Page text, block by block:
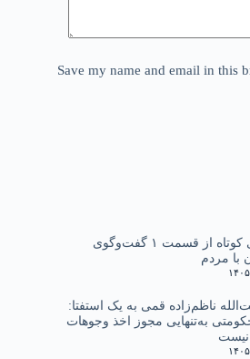
Save my name and email in this
۶ نکته‌ی کوتاه از قسمت ۱ گفت‌وگوی
با مردم
ناظم‌زاده قمی به یک استفتا:
به‌تنهایی مجوز اخذ وجوهات